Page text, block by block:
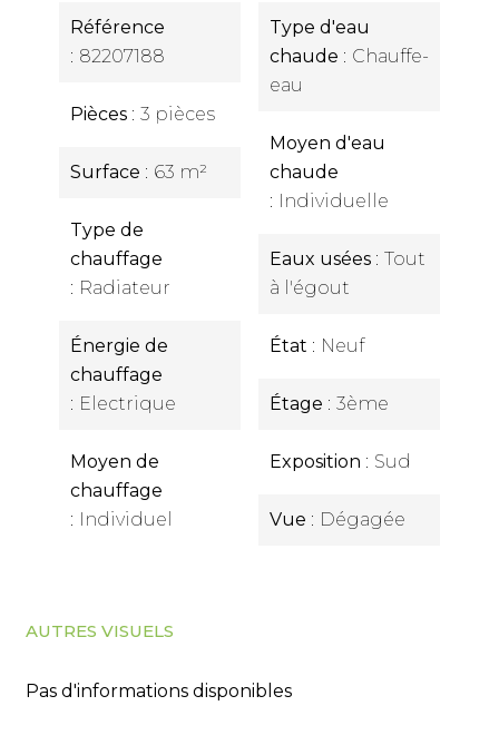
Référence
82207188
Pièces 3 pièces
Surface 63 m²
Type de
chauffage
Radiateur
Énergie de
chauffage
Electrique
Moyen de
chauffage
Individuel
Type d'eau
chaude
Chauffe-
eau
Moyen d'eau
chaude
Individuelle
Eaux usées
Tout
à l'égout
État Neuf
Étage 3ème
Exposition Sud
Vue Dégagée
AUTRES VISUELS
Pas d'informations disponibles